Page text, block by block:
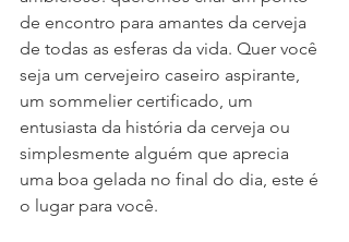
de encontro para amantes da cerveja
de todas as esferas da vida. Quer você
seja um cervejeiro caseiro aspirante,
um sommelier certificado, um
entusiasta da história da cerveja ou
simplesmente alguém que aprecia
uma boa gelada no final do dia, este é
o lugar para você.